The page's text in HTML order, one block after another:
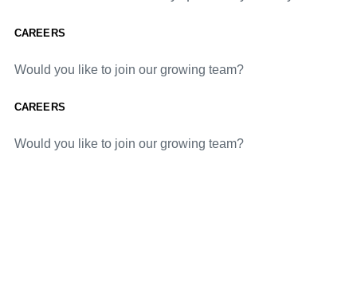
CAREERS
Would you like to join our growing team?
CAREERS
Would you like to join our growing team?